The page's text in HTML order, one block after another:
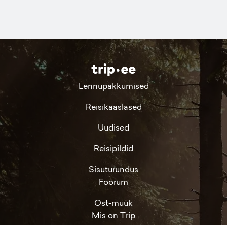
Lennupakkumised
Reisikaaslased
Uudised
Reisipildid
Sisuturundus
Foorum
Ost-müük
Mis on Trip